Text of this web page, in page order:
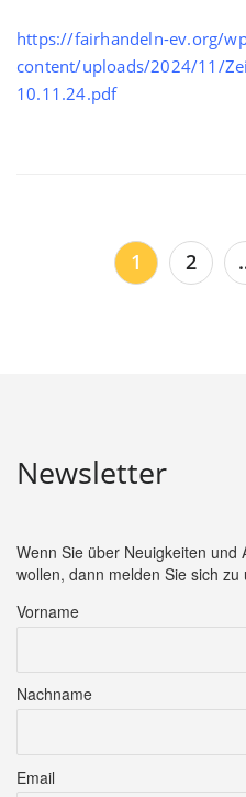
https://fairhandeln-ev.org/
content/uploads/2024/11/
10.11.24.pdf
1 2
Newsletter
Wenn Sie über Neuigkeiten und
wollen, dann melden Sie sich
Vorname
Nachname
Email